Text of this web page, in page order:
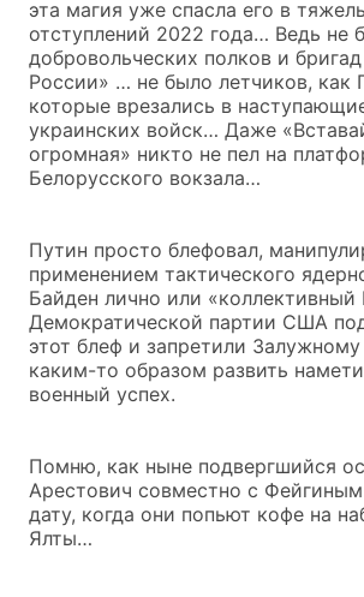
эта магия уже спасла его в
отступлений 2022 года… Ведь не
добровольческих полков и
России» … не было летчиков, как
которые врезались в
украинских войск… Даже
огромная» никто не пел на
Белорусского вокзала…
Путин просто блефовал,
применением тактического
Байден лично или «коллективный
Демократической партии США
этот блеф и запретили
каким-то образом развить
военный успех.
Помню, как ныне подвергшийся
Арестович совместно с Фейгиным
дату, когда они попьют кофе на
Ялты…